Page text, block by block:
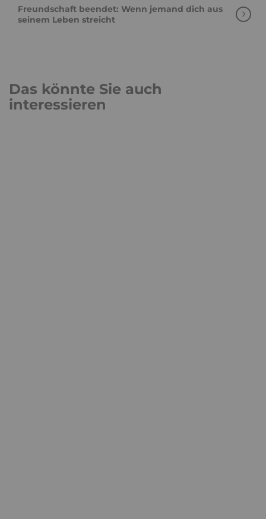
Freundschaft beendet: Wenn jemand dich aus
seinem Leben streicht
Das könnte Sie auch
interessieren